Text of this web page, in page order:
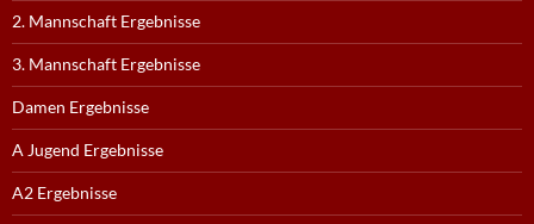
2. Mannschaft Ergebnisse
3. Mannschaft Ergebnisse
Damen Ergebnisse
A Jugend Ergebnisse
A2 Ergebnisse